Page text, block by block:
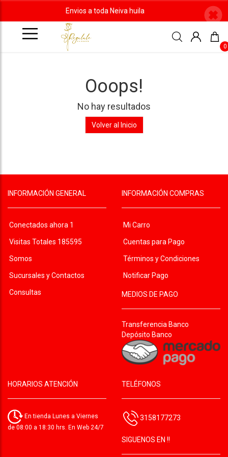
Envios a toda Neiva huila
0
Ooops!
No hay resultados
Volver al Inicio
INFORMACIÓN GENERAL
Conectados ahora 1
Visitas Totales 185595
Somos
Sucursales y Contactos
Consultas
INFORMACIÓN COMPRAS
Mi Carro
Cuentas para Pago
Términos y Condiciones
Notificar Pago
MEDIOS DE PAGO
Transferencia Banco
Depósito Banco
HORARIOS ATENCIÓN
En tienda Lunes a Viernes
de 08:00 a 18:30 hrs. En Web 24/7
TELÉFONOS
3158177273
SIGUENOS EN !!